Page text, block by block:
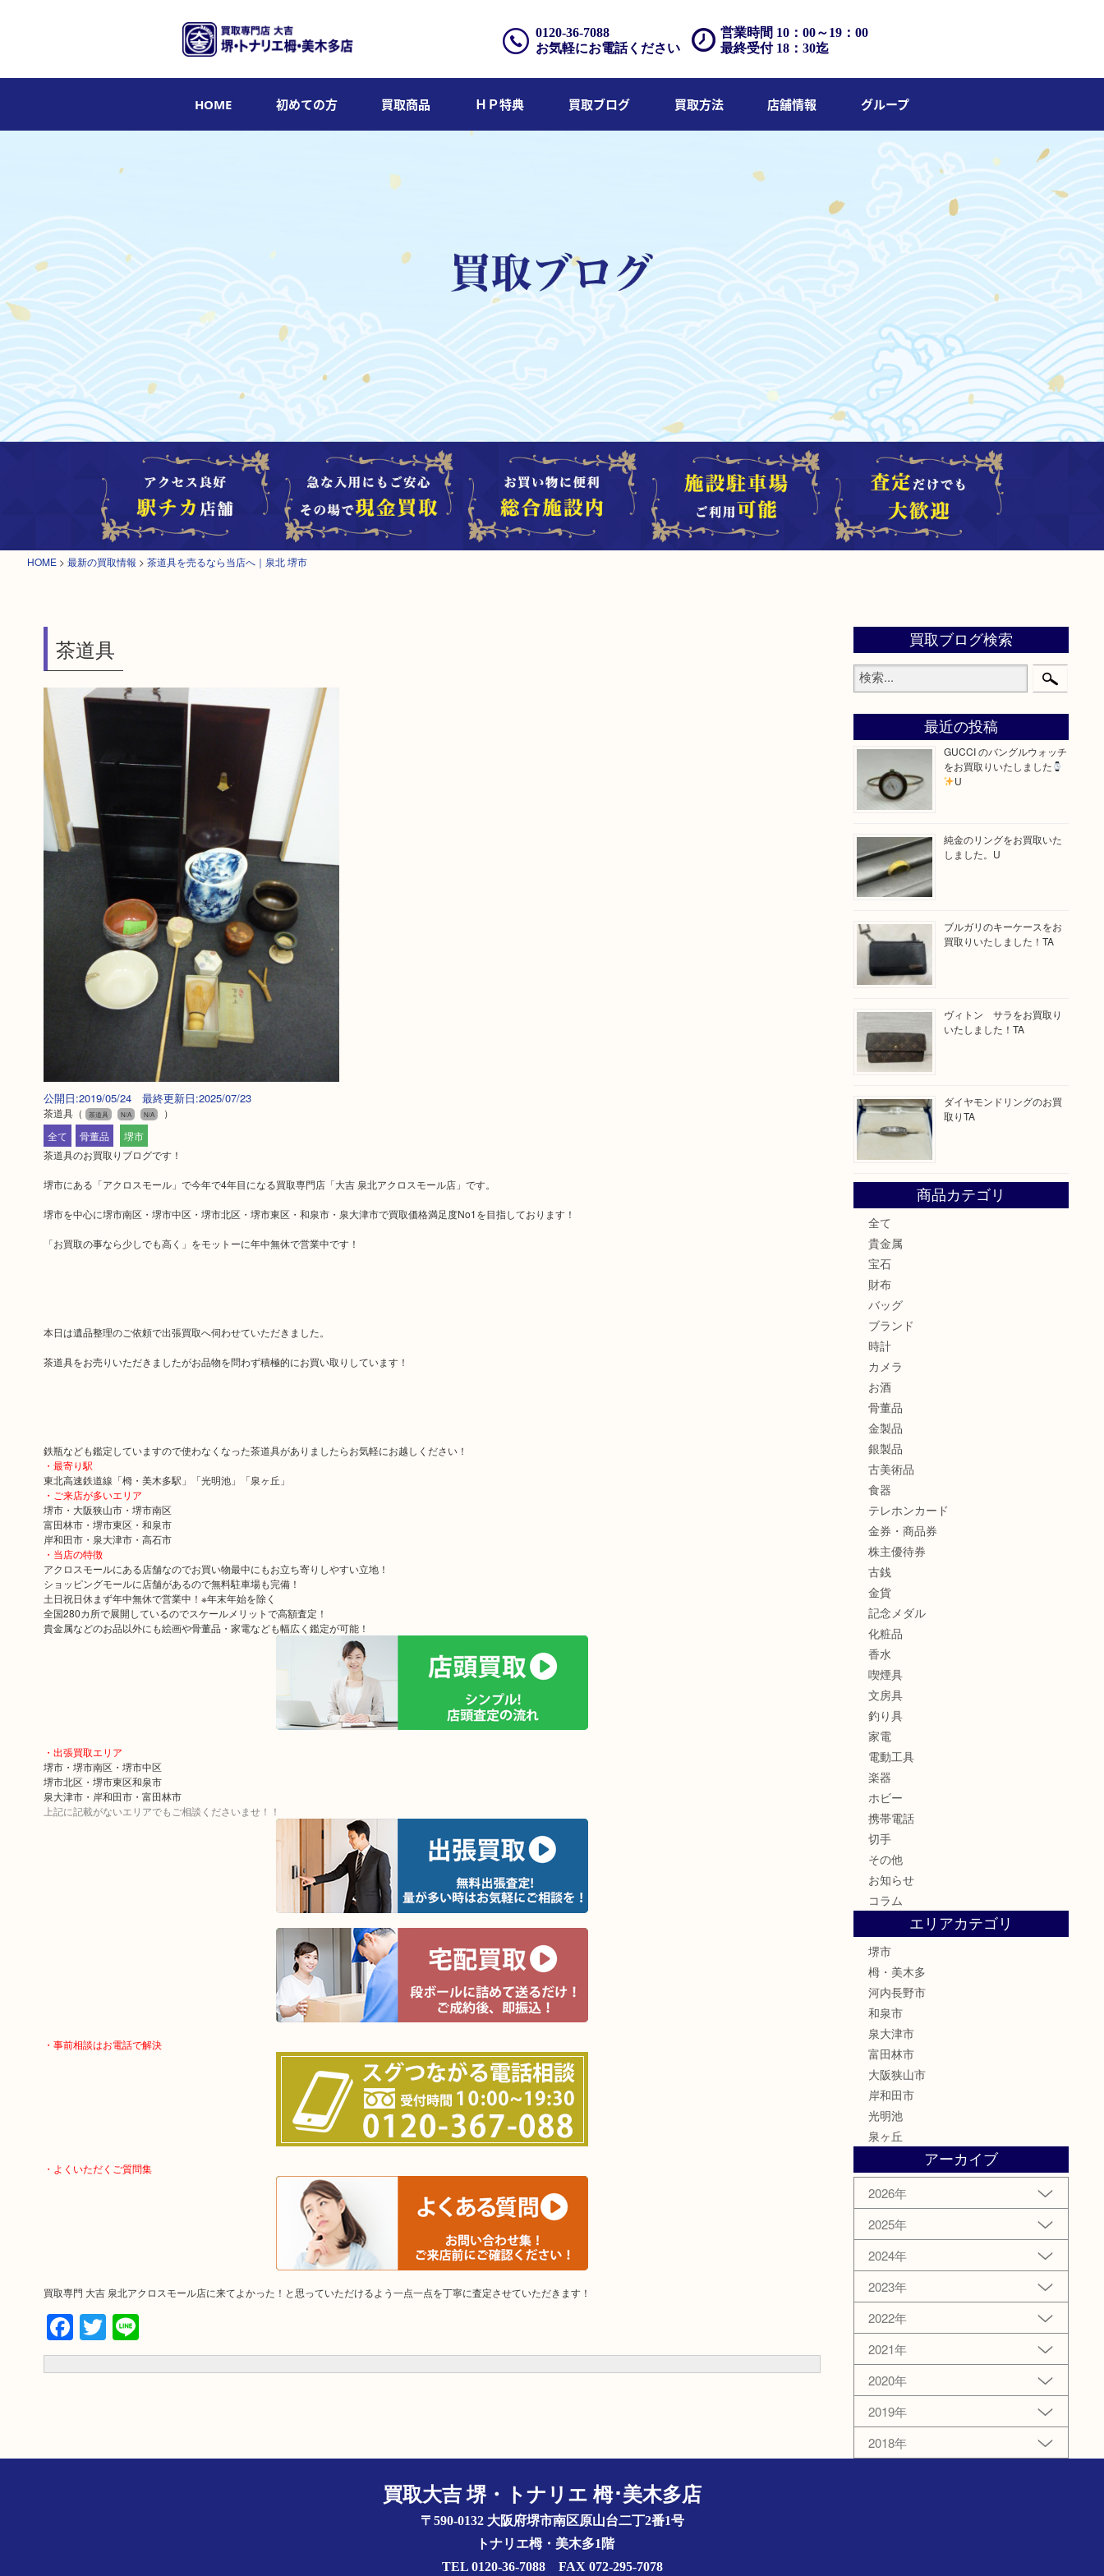
営業時間 10：00～19：00
最終受付 18：30迄
0120-36-7088
お気軽にお電話ください
HOME 初めての方 買取商品 ＨＰ特典 買取ブログ 買取方法 店舗情報 グループ
HOME > 最新の買取情報 > 茶道具を売るなら当店へ｜泉北 堺市
茶道具
公開日:2019/05/24 最終更新日:2025/07/23
茶道具（ 茶道具 N/A N/A
）
全て
骨董品
堺市
茶道具のお買取りブログです！
堺市にある「アクロスモール」で今年で4年目になる買取専門店「大吉 泉北アクロスモール店」です。
堺市を中心に堺市南区・堺市中区・堺市北区・堺市東区・和泉市・泉大津市で買取価格満足度No1を目指しております！
「お買取の事なら少しでも高く」をモットーに年中無休で営業中です！
本日は遺品整理のご依頼で出張買取へ伺わせていただきました。
茶道具をお売りいただきましたがお品物を問わず積極的にお買い取りしています！
鉄瓶なども鑑定していますので使わなくなった茶道具がありましたらお気軽にお越しください！
・最寄り駅
東北高速鉄道線「栂・美木多駅」「光明池」「泉ヶ丘」
・ご来店が多いエリア
堺市・大阪狭山市・堺市南区
富田林市・堺市東区・和泉市
岸和田市・泉大津市・高石市
・当店の特徴
アクロスモールにある店舗なのでお買い物最中にもお立ち寄りしやすい立地！
ショッピングモールに店舗があるので無料駐車場も完備！
土日祝日休まず年中無休で営業中！※年末年始を除く
全国280カ所で展開しているのでスケールメリットで高額査定！
貴金属などのお品以外にも絵画や骨董品・家電なども幅広く鑑定が可能！
・出張買取エリア
堺市・堺市南区・堺市中区
堺市北区・堺市東区和泉市
泉大津市・岸和田市・富田林市
上記に記載がないエリアでもご相談くださいませ！！
・事前相談はお電話で解決
・よくいただくご質問集
買取専門 大吉 泉北アクロスモール店に来てよかった！と思っていただけるよう一点一点を丁寧に査定させていただきます！
Facebook
Twitter
Line
買取ブログ検索
最近の投稿
GUCCI のバングルウォッチ
をお買取りいたしました
U
純金のリングをお買取いた
しました。U
ブルガリのキーケースをお
買取りいたしました！TA
ヴィトン サラをお買取り
いたしました！TA
ダイヤモンドリングのお買
取りTA
商品カテゴリ
全て
貴金属
宝石
財布
バッグ
ブランド
時計
カメラ
お酒
骨董品
金製品
銀製品
古美術品
食器
テレホンカード
金券・商品券
株主優待券
古銭
金貨
記念メダル
化粧品
香水
喫煙具
文房具
釣り具
家電
電動工具
楽器
ホビー
携帯電話
切手
その他
お知らせ
コラム
エリアカテゴリ
堺市
栂・美木多
河内長野市
和泉市
泉大津市
富田林市
大阪狭山市
岸和田市
光明池
泉ヶ丘
アーカイブ
2026年
2025年
2024年
2023年
2022年
2021年
2020年
2019年
2018年
買取大吉 堺・トナリエ 栂･美木多店
〒590-0132 大阪府堺市南区原山台二丁2番1号
トナリエ栂・美木多1階
TEL 0120-36-7088 FAX 072-295-7078